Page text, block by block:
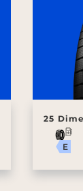
25
E